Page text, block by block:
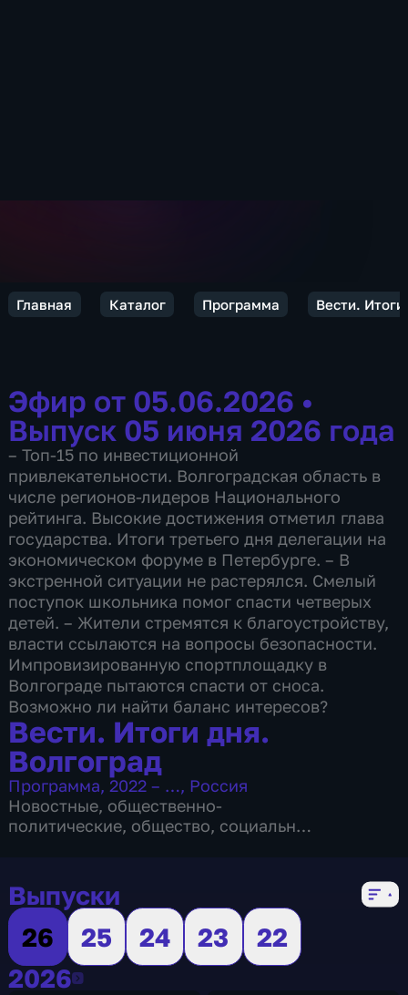
Главная Каталог Программа Вести.
Эфир от 05.06.2026 •
Выпуск 05 июня 2026 года
– Топ-15 по инвестиционной
привлекательности. Волгоградская область в
числе регионов-лидеров Национального
рейтинга. Высокие достижения отметил глава
государства. Итоги третьего дня делегации на
экономическом форуме в Петербурге. – В
экстренной ситуации не растерялся. Смелый
поступок школьника помог спасти четверых
детей. – Жители стремятся к благоустройству,
власти ссылаются на вопросы безопасности.
Импровизированную спортплощадку в
Волгограде пытаются спасти от сноса.
Возможно ли найти баланс интересов?
Вести. Итоги дня.
Волгоград
Программа, 2022 – …, Россия
Новостные, общественно-
политические, общество, социально-
Выпуски
26
25 24 23
22
20262026